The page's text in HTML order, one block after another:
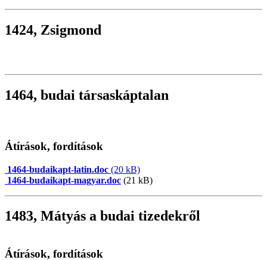
1424, Zsigmond
1464, budai társaskáptalan
Átírások, fordítások
1464-budaikapt-latin.doc (20 kB)
1464-budaikapt-magyar.doc (21 kB)
1483, Mátyás a budai tizedekről
Átírások, fordítások